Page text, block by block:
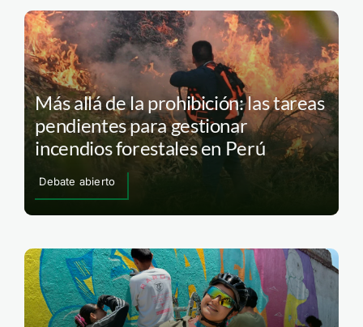
Más allá de la prohibición: las tareas
pendientes para gestionar
incendios forestales en Perú
Debate abierto